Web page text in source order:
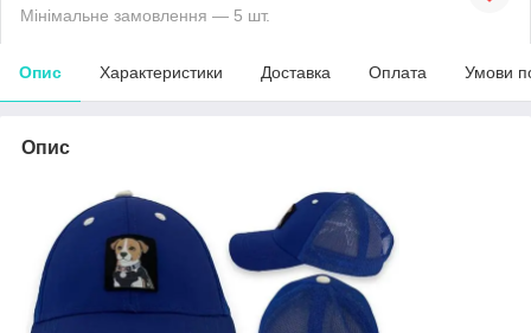
Мінімальне замовлення — 5 шт.
Опис Характеристики Доставка Оплата Умови
Опис